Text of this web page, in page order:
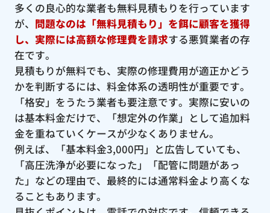
多くの良心的な業者も無料見積もりを行っています
が、 問題なのは「無料見積もり」を餌に顧客を獲得
し、実際には高額な修理費を請求する悪質業者の存
在です。
見積もりが無料でも、実際の修理費用が適正かどう
かを判断するには、料金体系の透明性が重要です。
「格安」をうたう業者も要注意です。実際に安いの
は基本料金だけで、「想定外の作業」として追加料
金を重ねていくケースが少なくありません。
例えば、「基本料金3,000円」と広告していても、
「高圧洗浄が必要になった」「配管に問題があっ
た」などの理由で、最終的には通常料金より高くな
ることもあります。